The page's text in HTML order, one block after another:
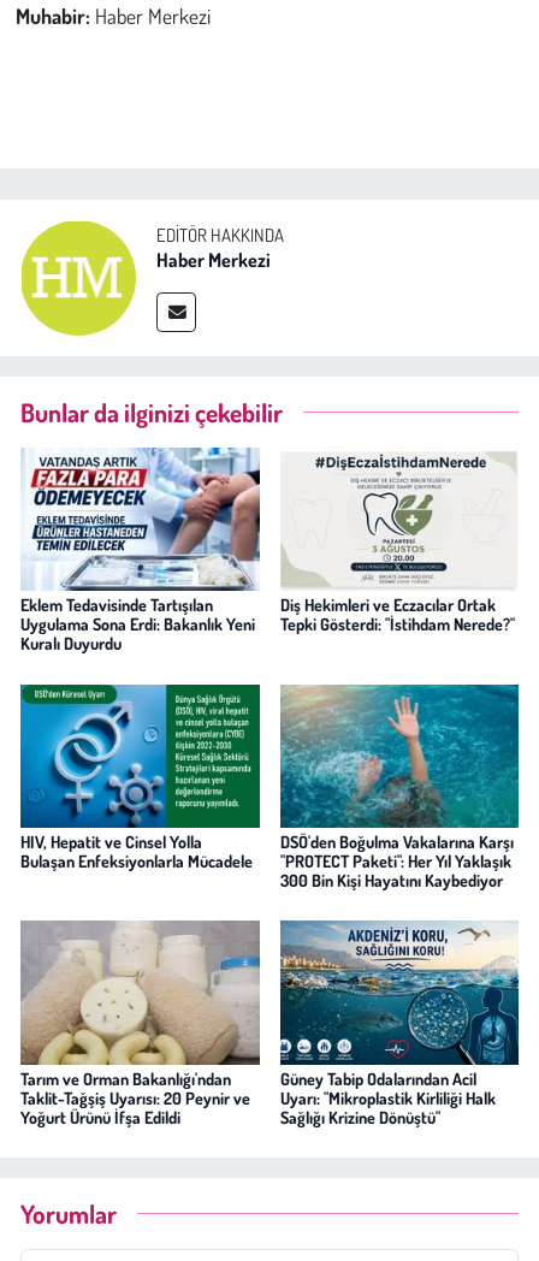
Muhabir: Haber Merkezi
EDITÖR HAKKINDA
Haber Merkezi
Bunlar da ilginizi çekebilir
Eklem Tedavisinde Tartışılan
Uygulama Sona Erdi: Bakanlık Yeni
Kuralı Duyurdu
Diş Hekimleri ve Eczacılar Ortak
Tepki Gösterdi: "İstihdam Nerede?"
HIV, Hepatit ve Cinsel Yolla
Bulaşan Enfeksiyonlarla Mücadele
DSÖ'den Boğulma Vakalarına Karşı
"PROTECT Paketi": Her Yıl Yaklaşık
300 Bin Kişi Hayatını Kaybediyor
Tarım ve Orman Bakanlığı'ndan
Taklit-Tağşiş Uyarısı: 20 Peynir ve
Yoğurt Ürünü İfşa Edildi
Güney Tabip Odalarından Acil
Uyarı: "Mikroplastik Kirliliği Halk
Sağlığı Krizine Dönüştü"
Yorumlar